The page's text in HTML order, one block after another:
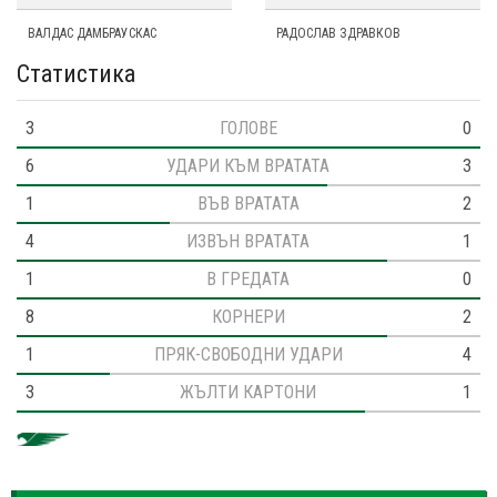
ВАЛДАС ДАМБРАУСКАС РАДОСЛАВ ЗДРАВКОВ
Статистика
3 ГОЛОВЕ
0
6
УДАРИ КЪМ ВРАТАТА
3
1
ВЪВ ВРАТАТА
2
4
ИЗВЪН ВРАТАТА
1
1
В ГРЕДАТА
0
8
КОРНЕРИ
2
1
ПРЯК-СВОБОДНИ УДАРИ
4
3
ЖЪЛТИ КАРТОНИ 1